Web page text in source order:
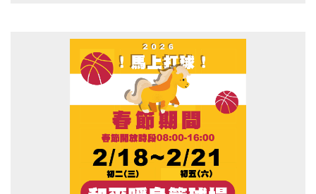
● 臨停客及日間季租客人，最晚須於
2/15(日)23:00前離場，否則須等到
2/18(三)08:00才可取車，且費用會一直累績計
● 2/18(三)~2/21(六)臨停客人，最晚須於當日
16:00前離場，否則須等到隔日營業時間才可取